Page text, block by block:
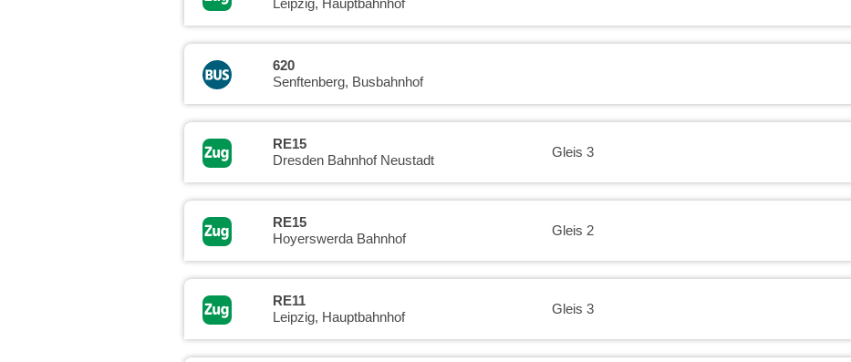
15:00
16:00
17:30
Leipzig, Hauptbahnhof
620
Senftenberg, Busbahnhof
RE15
Dresden Bahnhof Neustadt
Gleis 3
RE15
Hoyerswerda Bahnhof
Gleis 2
RE11
Leipzig, Hauptbahnhof
Gleis 3